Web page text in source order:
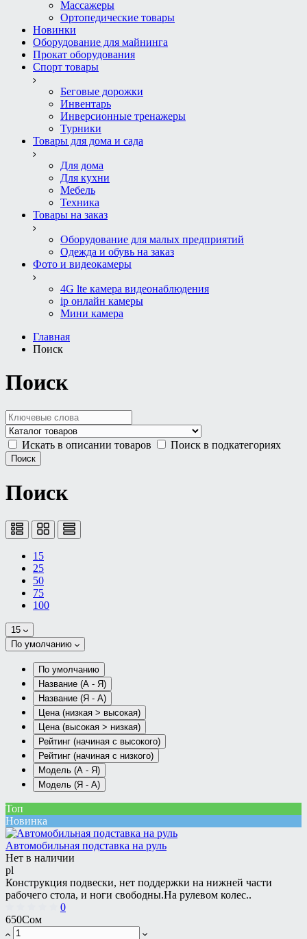
Массажеры
Ортопедические товары
Новинки
Оборудование для майнинга
Прокат оборудования
Спорт товары
Беговые дорожки
Инвентарь
Инверсионные тренажеры
Турники
Товары для дома и сада
Для дома
Для кухни
Мебель
Техника
Товары на заказ
Оборудование для малых предприятий
Одежда и обувь на заказ
Фото и видеокамеры
4G lte камера видеонаблюдения
ip онлайн камеры
Мини камера
Главная
Поиск
Поиск
Искать в описании товаров Поиск в подкатегориях
Поиск
15
25
50
75
100
15
По умолчанию
По умолчанию
Название (А - Я)
Название (Я - А)
Цена (низкая > высокая)
Цена (высокая > низкая)
Рейтинг (начиная с высокого)
Рейтинг (начиная с низкого)
Модель (А - Я)
Модель (Я - А)
Топ
Новинка
Автомобильная подставка на руль
Нет в наличии
pl
Конструкция подвески, нет поддержки на нижней части
рабочего стола, и ноги свободны.На рулевом колес..
0
650Сом